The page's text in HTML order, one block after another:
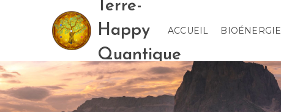
Terre-
Happy
Quantique
ACCUEIL BIOÉNERGIE